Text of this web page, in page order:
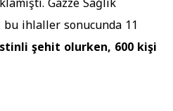
ihlaller sonucunda 11
şehit olurken, 600 kişi